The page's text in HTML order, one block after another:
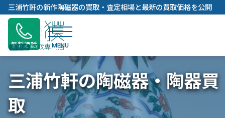
内
容
キ
ッ
プ
三浦竹軒の新作陶磁器の買取・査定相場と最新の買取価格を公開
無料通話
三浦竹軒の陶磁器・陶器買
取